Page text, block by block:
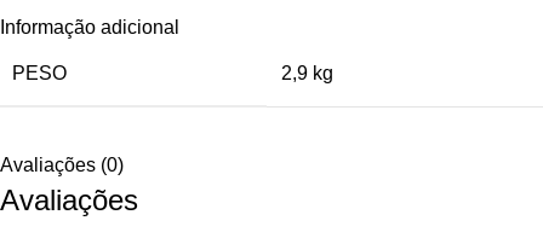
Informação adicional
PESO 2,9 kg
Avaliações (0)
Avaliações